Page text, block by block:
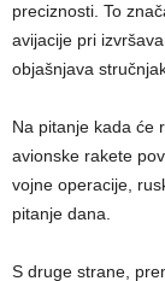
preciznosti. To
avijacije pri
objašnjava
Na pitanje kada će
avionske rakete
vojne operacije,
pitanje dana.
S druge strane,